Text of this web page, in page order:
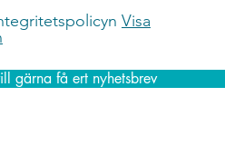
Visa
gärna få ert nyhetsbrev